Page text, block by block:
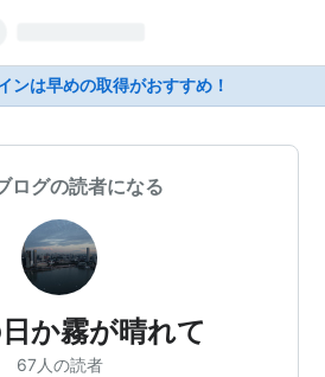
ンは早めの取得がおすすめ！
ログの読者になる
か霧が晴れて
67人の読者